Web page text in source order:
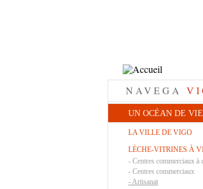
NAVEGA
UN OCÉAN DE VIE
LA VILLE DE VIGO
LÈCHE-VITRINES À
- Centres commerciaux à
- Centres commerciaux
-Artisanat